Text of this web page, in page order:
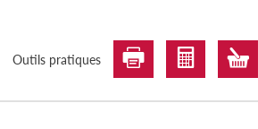
Outils pratiques